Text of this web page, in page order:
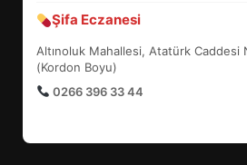
Şifa Eczanesi
Altınoluk Mahallesi, Atatürk Caddesi
(Kordon Boyu)
0266 396 33 44
7
BURHANİYE
YÖNETİM NASIL
HAREKETE